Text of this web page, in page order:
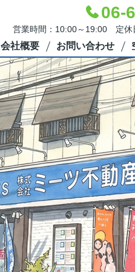
06-
営業時間：10:00～19:00 定
会社概要 お問い合わせ